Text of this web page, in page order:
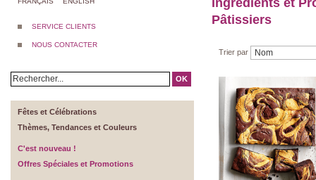
SERVICE CLIENTS
NOUS CONTACTER
OK
Fêtes et Célébrations
Thèmes, Tendances et Couleurs
C'est nouveau !
Offres Spéciales et Promotions
Ingrédients et
Pâtissiers
Trier par